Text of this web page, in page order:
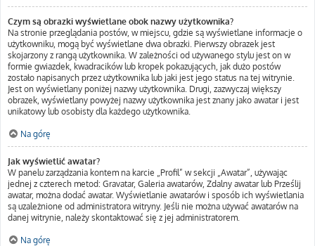
Czym są obrazki wyświetlane obok nazwy użytkownika?
Na stronie przeglądania postów, w miejscu, gdzie są wyświetlane informacje o
użytkowniku, mogą być wyświetlane dwa obrazki. Pierwszy obrazek jest
skojarzony z rangą użytkownika. W zależności od używanego stylu jest on w
formie gwiazdek, kwadracików lub kropek pokazujących, jak dużo postów
zostało napisanych przez użytkownika lub jaki jest jego status na tej witrynie.
Jest on wyświetlany poniżej nazwy użytkownika. Drugi, zazwyczaj większy
obrazek, wyświetlany powyżej nazwy użytkownika jest znany jako awatar i jest
unikatowy lub osobisty dla każdego użytkownika.
Na górę
Jak wyświetlić awatar?
W panelu zarządzania kontem na karcie „Profil” w sekcji „Awatar”, używając
jednej z czterech metod: Gravatar, Galeria awatarów, Zdalny awatar lub Prześlij
awatar, można dodać awatar. Wyświetlanie awatarów i sposób ich wyświetlania
są uzależnione od administratora witryny. Jeśli nie można używać awatarów na
danej witrynie, należy skontaktować się z jej administratorem.
Na górę